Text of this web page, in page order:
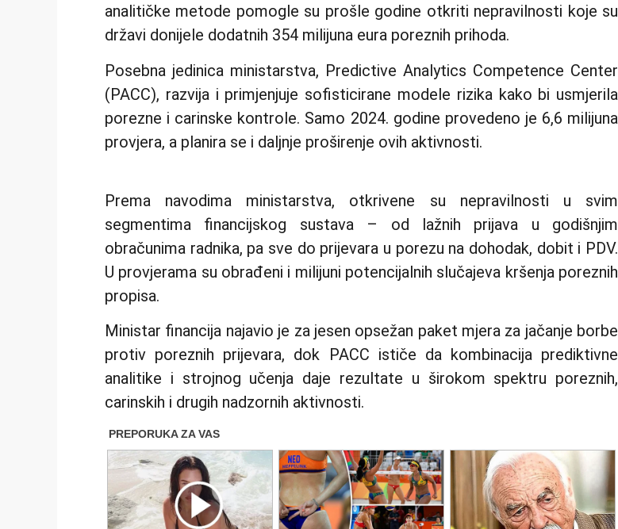
analitičke metode pomogle su prošle godine otkriti nepravilnosti koje su
državi donijele dodatnih 354 milijuna eura poreznih prihoda.
Posebna jedinica ministarstva, Predictive Analytics Competence Center
(PACC), razvija i primjenjuje sofisticirane modele rizika kako bi usmjerila
porezne i carinske kontrole. Samo 2024. godine provedeno je 6,6 milijuna
provjera, a planira se i daljnje proširenje ovih aktivnosti.
Prema navodima ministarstva, otkrivene su nepravilnosti u svim
segmentima financijskog sustava – od lažnih prijava u godišnjim
obračunima radnika, pa sve do prijevara u porezu na dohodak, dobit i PDV.
U provjerama su obrađeni i milijuni potencijalnih slučajeva kršenja poreznih
propisa.
Ministar financija najavio je za jesen opsežan paket mjera za jačanje borbe
protiv poreznih prijevara, dok PACC ističe da kombinacija prediktivne
analitike i strojnog učenja daje rezultate u širokom spektru poreznih,
carinskih i drugih nadzornih aktivnosti.